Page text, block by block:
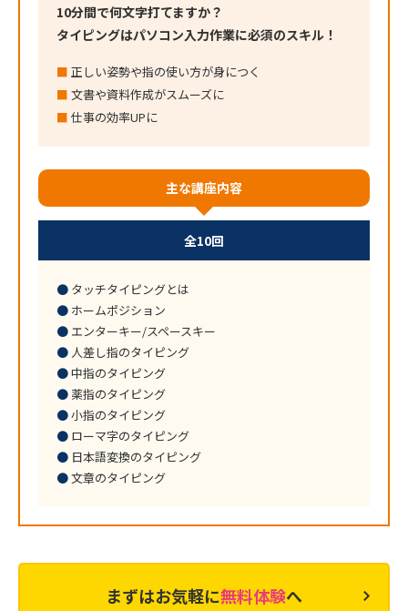
10分間で何文字打てますか？
タイピングはパソコン入力作業に必須のスキル！
正しい姿勢や指の使い方が身につく
文書や資料作成がスムーズに
仕事の効率UPに
主な講座内容
全10回
タッチタイピングとは
ホームポジション
エンターキー/スペースキー
人差し指のタイピング
中指のタイピング
薬指のタイピング
小指のタイピング
ローマ字のタイピング
日本語変換のタイピング
文章のタイピング
まずはお気軽に無料体験へ